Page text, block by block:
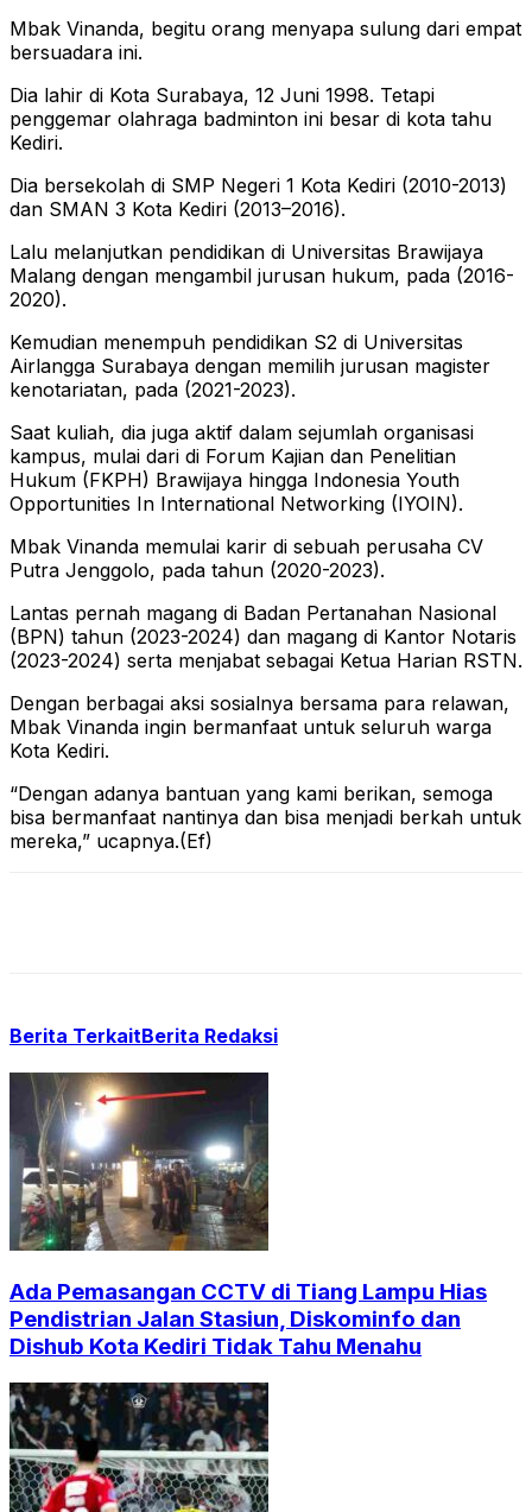
Mbak Vinanda, begitu orang menyapa sulung dari empat
bersuadara ini.
Dia lahir di Kota Surabaya, 12 Juni 1998. Tetapi
penggemar olahraga badminton ini besar di kota tahu
Kediri.
Dia bersekolah di SMP Negeri 1 Kota Kediri (2010-2013)
dan SMAN 3 Kota Kediri (2013–2016).
Lalu melanjutkan pendidikan di Universitas Brawijaya
Malang dengan mengambil jurusan hukum, pada (2016-
2020).
Kemudian menempuh pendidikan S2 di Universitas
Airlangga Surabaya dengan memilih jurusan magister
kenotariatan, pada (2021-2023).
Saat kuliah, dia juga aktif dalam sejumlah organisasi
kampus, mulai dari di Forum Kajian dan Penelitian
Hukum (FKPH) Brawijaya hingga Indonesia Youth
Opportunities In International Networking (IYOIN).
Mbak Vinanda memulai karir di sebuah perusaha CV
Putra Jenggolo, pada tahun (2020-2023).
Lantas pernah magang di Badan Pertanahan Nasional
(BPN) tahun (2023-2024) dan magang di Kantor Notaris
(2023-2024) serta menjabat sebagai Ketua Harian RSTN.
Dengan berbagai aksi sosialnya bersama para relawan,
Mbak Vinanda ingin bermanfaat untuk seluruh warga
Kota Kediri.
“Dengan adanya bantuan yang kami berikan, semoga
bisa bermanfaat nantinya dan bisa menjadi berkah untuk
mereka,” ucapnya.(Ef)
Berita TerkaitBerita Redaksi
Ada Pemasangan CCTV di Tiang Lampu Hias
Pendistrian Jalan Stasiun, Diskominfo dan
Dishub Kota Kediri Tidak Tahu Menahu